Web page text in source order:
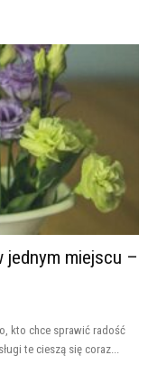
jednym miejscu –
kto chce sprawić radość
te cieszą się coraz...